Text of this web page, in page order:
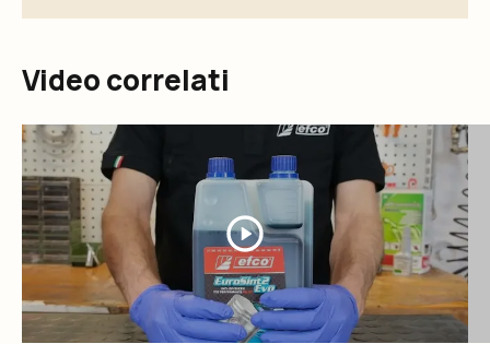
Video correlati